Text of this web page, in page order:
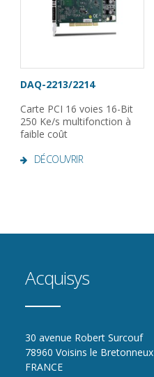
DAQ-2213/2214
Carte PCI 16 voies 16-Bit
250 Ke/s multifonction à
faible coût
DÉCOUVRIR
Acquisys
30 avenue Robert Surcouf
78960 Voisins le Bretonneux
FRANCE